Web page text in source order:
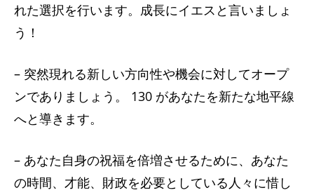
れた選択を行います。成長にイエスと言いましょ
う！
– 突然現れる新しい方向性や機会に対してオープ
ンでありましょう。 130 があなたを新たな地平線
へと導きます。
– あなた自身の祝福を倍増させるために、あなた
の時間、才能、財政を必要としている人々に惜し